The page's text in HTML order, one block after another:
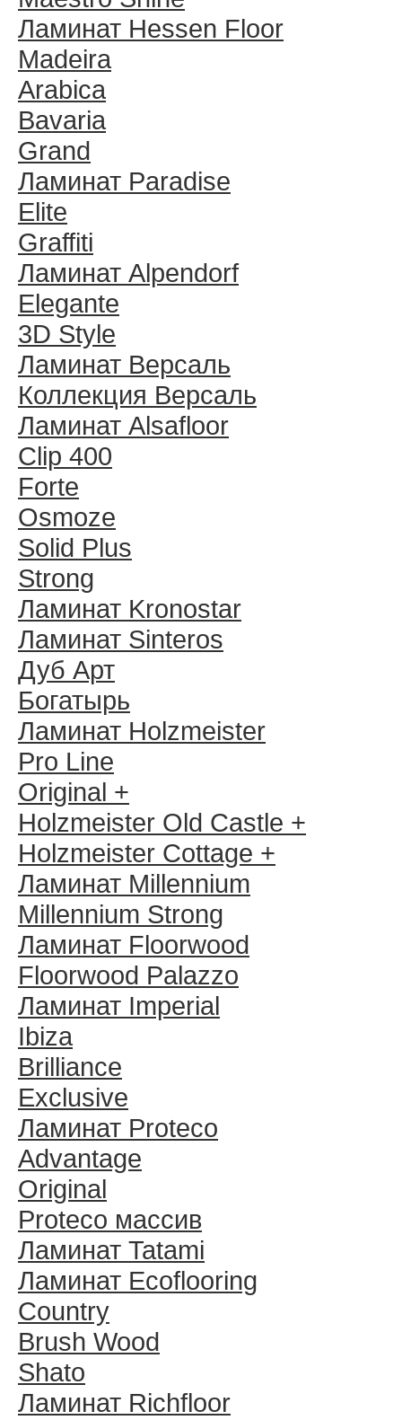
Ламинат Hessen Floor
Madeira
Arabica
Bavaria
Grand
Ламинат Paradise
Elite
Graffiti
Ламинат Alpendorf
Elegante
3D Style
Ламинат Версаль
Коллекция Версаль
Ламинат Alsafloor
Clip 400
Forte
Osmoze
Solid Plus
Strong
Ламинат Kronostar
Ламинат Sinteros
Дуб Арт
Богатырь
Ламинат Holzmeister
Pro Line
Original +
Holzmeister Old Castle +
Holzmeister Cottage +
Ламинат Millennium
Millennium Strong
Ламинат Floorwood
Floorwood Palazzo
Ламинат Imperial
Ibiza
Brilliance
Exclusive
Ламинат Proteco
Advantage
Original
Proteco массив
Ламинат Tatami
Ламинат Ecoflooring
Country
Brush Wood
Shato
Ламинат Richfloor